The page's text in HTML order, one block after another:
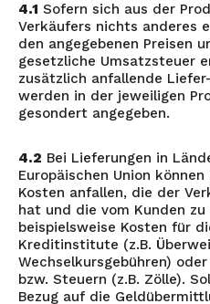
4.1 Sofern sich aus der
Verkäufers nichts anderes
den angegebenen Preisen
gesetzliche Umsatzsteuer
zusätzlich anfallende
werden in der jeweiligen
gesondert angegeben.
4.2 Bei Lieferungen in
Europäischen Union
Kosten anfallen, die der
hat und die vom Kunden
beispielsweise Kosten für
Kreditinstitute (z.B.
Wechselkursgebühren)
bzw. Steuern (z.B. Zölle).
Bezug auf die